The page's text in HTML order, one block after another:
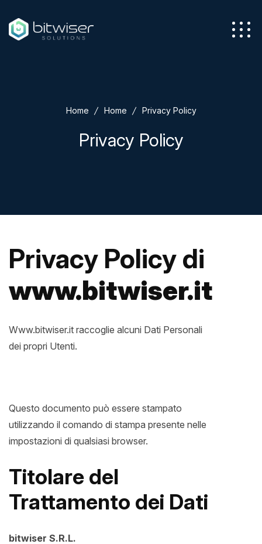
Soluzioni
News
Insights
Home Home Privacy Policy
Privacy Policy
Privacy Policy di
www.bitwiser.it
Www.bitwiser.it raccoglie alcuni Dati Personali
dei propri Utenti.
Questo documento può essere stampato
utilizzando il comando di stampa presente nelle
impostazioni di qualsiasi browser.
Titolare del
Trattamento dei Dati
bitwiser S.R.L.